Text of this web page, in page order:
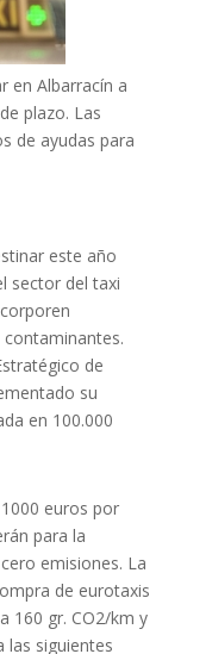
en Albarracín a
plazo. Las
de ayudas para
este año
sector del taxi
de
su
en 100.000
euros por
para la
emisiones. La
de eurotaxis
160 gr. CO2/km y
las siguientes